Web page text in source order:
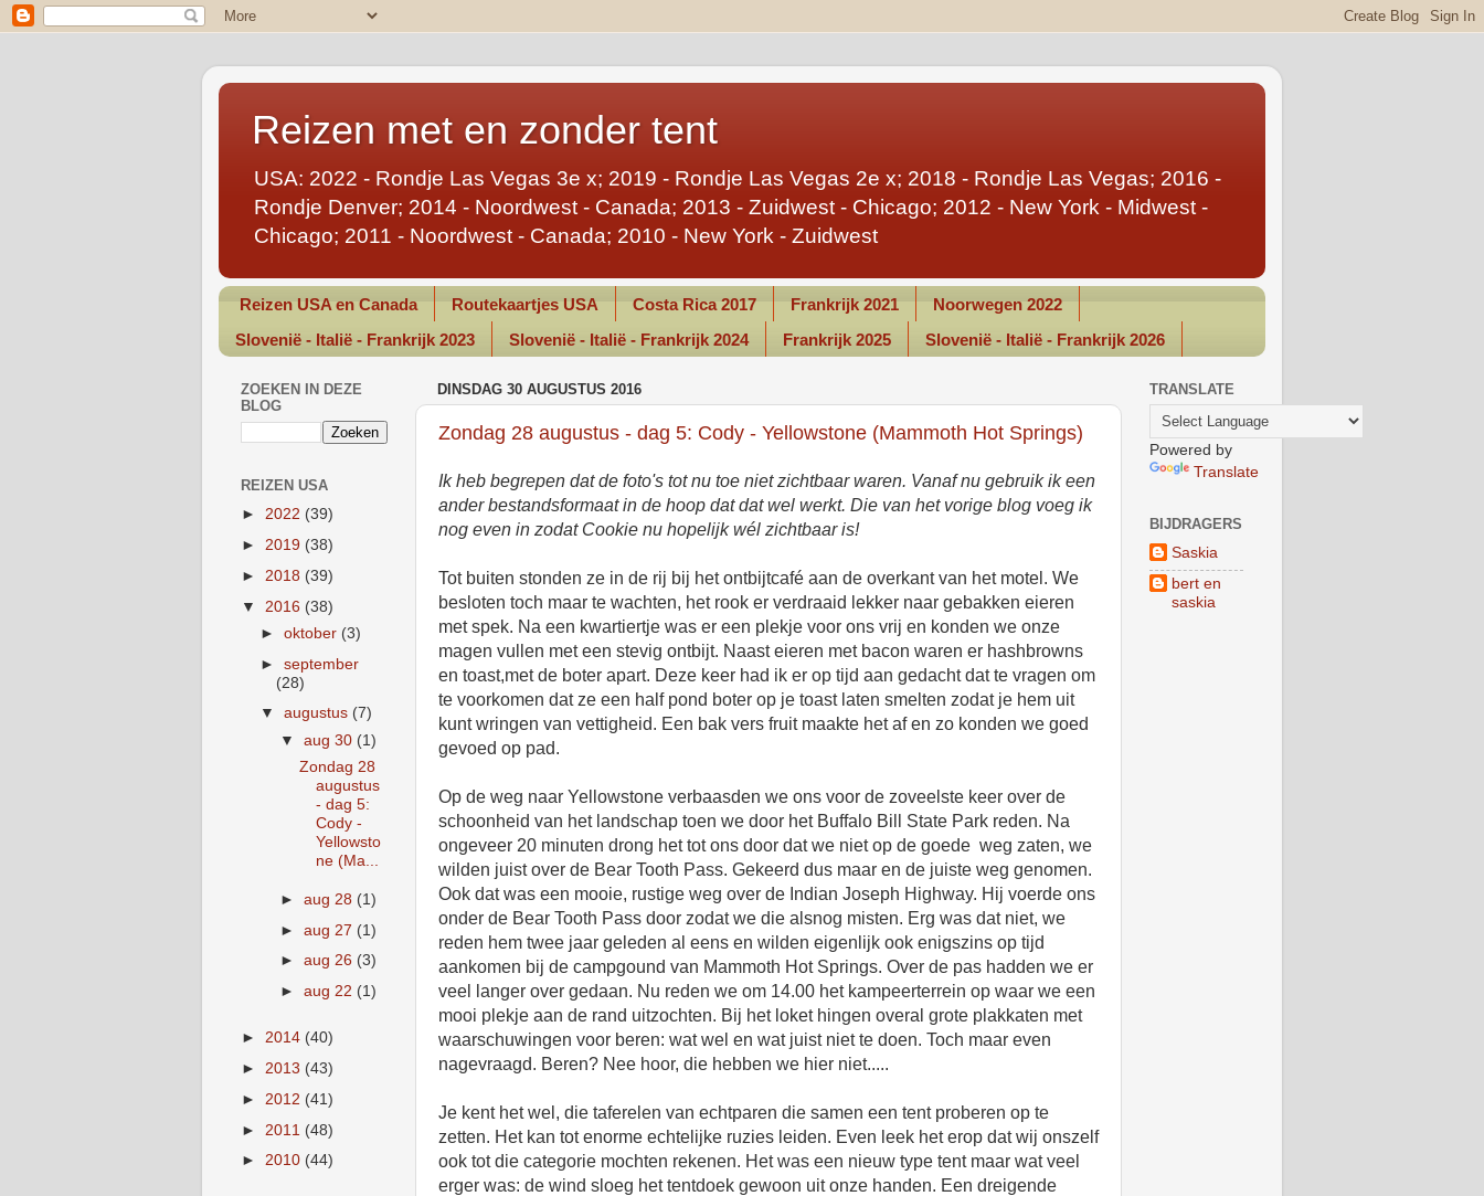
Reizen met en zonder tent
USA: 2022 - Rondje Las Vegas 3e x; 2019 - Rondje Las Vegas 2e x; 2018 - Rondje Las Vegas; 2016 -
Rondje Denver; 2014 - Noordwest - Canada; 2013 - Zuidwest - Chicago; 2012 - New York - Midwest -
Chicago; 2011 - Noordwest - Canada; 2010 - New York - Zuidwest
Reizen USA en Canada Routekaartjes USA Costa Rica 2017 Frankrijk 2021
Noorwegen 2022
Slovenië - Italië - Frankrijk 2023
Slovenië - Italië - Frankrijk 2024 Frankrijk 2025 Slovenië - Italië - Frankrijk 2026
DINSDAG 30 AUGUSTUS 2016
Zondag 28 augustus - dag 5: Cody - Yellowstone (Mammoth Hot Springs)
Ik heb begrepen dat de foto's tot nu toe niet zichtbaar waren. Vanaf nu gebruik ik een
ander bestandsformaat in de hoop dat dat wel werkt. Die van het vorige blog voeg ik
nog even in zodat Cookie nu hopelijk wél zichtbaar is!
Tot buiten stonden ze in de rij bij het ontbijtcafé aan de overkant van het motel. We
besloten toch maar te wachten, het rook er verdraaid lekker naar gebakken eieren
met spek. Na een kwartiertje was er een plekje voor ons vrij en konden we onze
magen vullen met een stevig ontbijt. Naast eieren met bacon waren er hashbrowns
en toast,met de boter apart. Deze keer had ik er op tijd aan gedacht dat te vragen om
te voorkomen dat ze een half pond boter op je toast laten smelten zodat je hem uit
kunt wringen van vettigheid. Een bak vers fruit maakte het af en zo konden we goed
gevoed op pad.
Op de weg naar Yellowstone verbaasden we ons voor de zoveelste keer over de
schoonheid van het landschap toen we door het Buffalo Bill State Park reden. Na
ongeveer 20 minuten drong het tot ons door dat we niet op de goede weg zaten, we
wilden juist over de Bear Tooth Pass. Gekeerd dus maar en de juiste weg genomen.
Ook dat was een mooie, rustige weg over de Indian Joseph Highway. Hij voerde ons
onder de Bear Tooth Pass door zodat we die alsnog misten. Erg was dat niet, we
reden hem twee jaar geleden al eens en wilden eigenlijk ook enigszins op tijd
aankomen bij de campgound van Mammoth Hot Springs. Over de pas hadden we er
veel langer over gedaan. Nu reden we om 14.00 het kampeerterrein op waar we een
mooi plekje aan de rand uitzochten. Bij het loket hingen overal grote plakkaten met
waarschuwingen voor beren: wat wel en wat juist niet te doen. Toch maar even
nagevraagd. Beren? Nee hoor, die hebben we hier niet.....
Je kent het wel, die taferelen van echtparen die samen een tent proberen op te
zetten. Het kan tot enorme echtelijke ruzies leiden. Even leek het erop dat wij onszelf
ook tot die categorie mochten rekenen. Het was een nieuw type tent maar wat veel
erger was: de wind sloeg het tentdoek gewoon uit onze handen. Een dreigende
ZOEKEN IN DEZE
BLOG
REIZEN USA
► 2022 (39)
► 2019 (38)
► 2018 (39)
▼ 2016 (38)
►oktober (3)
►september
(28)
▼augustus (7)
▼ aug 30 (1)
Zondag 28
augustus
- dag 5:
Cody -
Yellowsto
ne (Ma...
► aug 28 (1)
► aug 27 (1)
► aug 26 (3)
► aug 22 (1)
► 2014 (40)
► 2013 (43)
► 2012 (41)
► 2011 (48)
► 2010 (44)
TRANSLATE
Powered by
Translate
BIJDRAGERS
Saskia
bert en
saskia